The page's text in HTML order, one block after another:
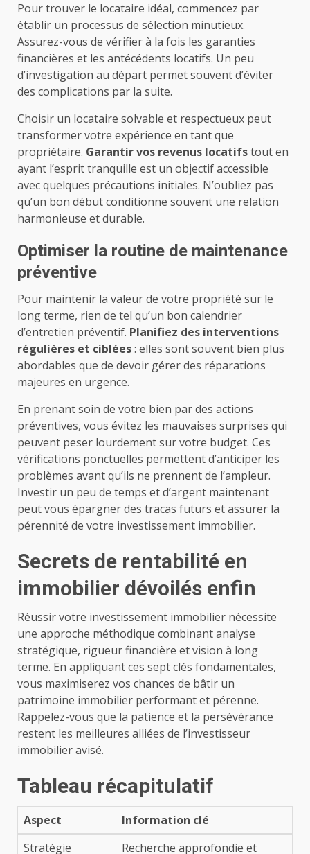
Pour trouver le locataire idéal, commencez par
établir un processus de sélection minutieux.
Assurez-vous de vérifier à la fois les garanties
financières et les antécédents locatifs. Un peu
d’investigation au départ permet souvent d’éviter
des complications par la suite.
Choisir un locataire solvable et respectueux peut
transformer votre expérience en tant que
propriétaire. Garantir vos revenus locatifstout en
ayant l’esprit tranquille est un objectif accessible
avec quelques précautions initiales. N’oubliez pas
qu’un bon début conditionne souvent une relation
harmonieuse et durable.
Optimiser la routine de maintenance
préventive
Pour maintenir la valeur de votre propriété sur le
long terme, rien de tel qu’un bon calendrier
d’entretien préventif. Planifiez des interventions
régulières et ciblées: elles sont souvent bien plus
abordables que de devoir gérer des réparations
majeures en urgence.
En prenant soin de votre bien par des actions
préventives, vous évitez les mauvaises surprises qui
peuvent peser lourdement sur votre budget. Ces
vérifications ponctuelles permettent d’anticiper les
problèmes avant qu’ils ne prennent de l’ampleur.
Investir un peu de temps et d’argent maintenant
peut vous épargner des tracas futurs et assurer la
pérennité de votre investissement immobilier.
Secrets de rentabilité en
immobilier dévoilés enfin
Réussir votre investissement immobilier nécessite
une approche méthodique combinant analyse
stratégique, rigueur financière et vision à long
terme. En appliquant ces sept clés fondamentales,
vous maximiserez vos chances de bâtir un
patrimoine immobilier performant et pérenne.
Rappelez-vous que la patience et la persévérance
restent les meilleures alliées de l’investisseur
immobilier avisé.
Tableau récapitulatif
Aspect
Information clé
Stratégie
Recherche approfondie et